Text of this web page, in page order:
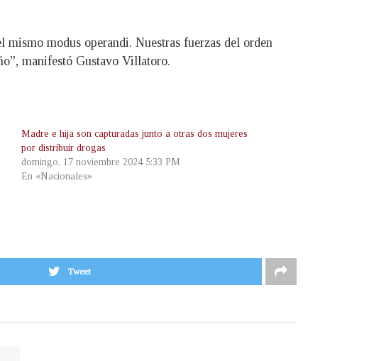
mismo modus operandi. Nuestras fuerzas del orden
manifestó Gustavo Villatoro.
Madre e hija son capturadas junto a otras dos mujeres
por distribuir drogas
domingo, 17 noviembre 2024 5:33 PM
En «Nacionales»
Tweet